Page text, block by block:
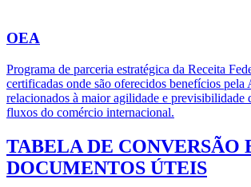
OEA
Programa de parceria estratégica da Receita
certificadas onde são oferecidos benefícios pela
relacionados à maior agilidade e previsibilidade
fluxos do comércio internacional.
TABELA DE CONVERSÃO
DOCUMENTOS ÚTEIS